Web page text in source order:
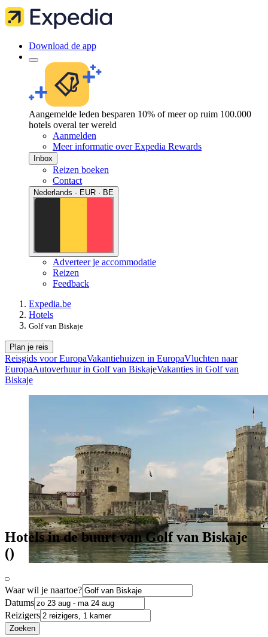
Download de app
Aangemelde leden besparen 10% of meer op ruim 100.000
hotels overal ter wereld
Aanmelden
Meer informatie over Expedia Rewards
Inbox
Reizen boeken
Contact
Nederlands · EUR · BE
Adverteer je accommodatie
Reizen
Feedback
Expedia.be
Hotels
Golf van Biskaje
Plan je reis
Reisgids voor EuropaVakantiehuizen in EuropaVluchten naar
EuropaAutoverhuur in Golf van BiskajeVakanties in Golf van
Biskaje
Hotels in de buurt van Golf van Biskaje
()
Waar wil je naartoe?
Datums
Reizigers
Zoeken